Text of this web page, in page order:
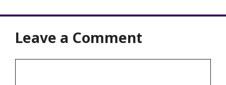
Leave a Comment